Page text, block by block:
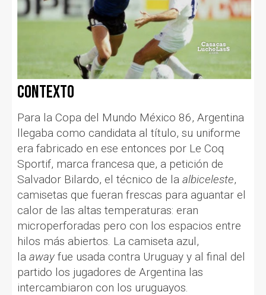
Contexto
Para la Copa del Mundo México 86, Argentina
llegaba como candidata al título, su uniforme
era fabricado en ese entonces por Le Coq
Sportif, marca francesa que, a petición de
Salvador Bilardo, el técnico de la albiceleste,
camisetas que fueran frescas para aguantar el
calor de las altas temperaturas: eran
microperforadas pero con los espacios entre
hilos más abiertos. La camiseta azul,
la away fue usada contra Uruguay y al final del
partido los jugadores de Argentina las
intercambiaron con los uruguayos.